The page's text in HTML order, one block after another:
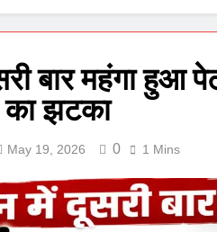
बार महंगा हुआ
का झटका
May 19, 2026 0 1 Mins